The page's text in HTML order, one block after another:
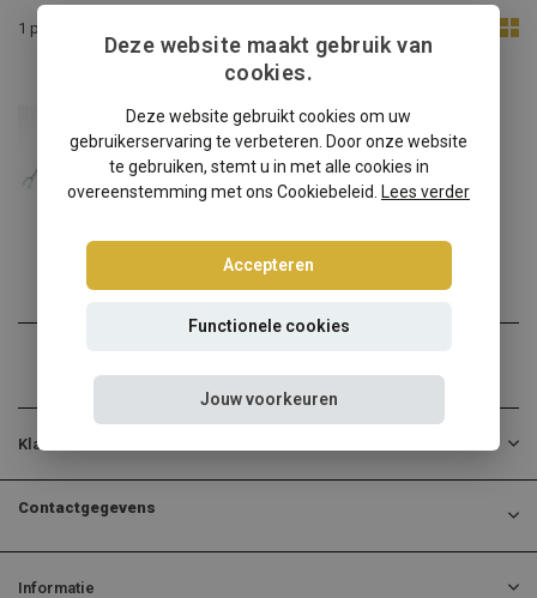
1 product
Audi A4 Cabriolet 8H-B6/7 schroefset
Audi A4 Cabriolet 8H-B6/7...
€314,95
Klantenservice
Contactgegevens
Informatie
Deze website maakt gebruik van
cookies.
Deze website gebruikt cookies om uw
gebruikerservaring te verbeteren. Door onze website
te gebruiken, stemt u in met alle cookies in
overeenstemming met ons Cookiebeleid.
Lees verder
Accepteren
Functionele cookies
Jouw voorkeuren